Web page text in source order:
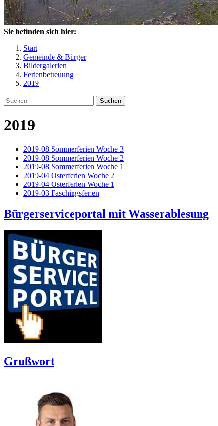
Sie befinden sich hier:
Start
Gemeinde & Bürger
Bildergalerien
Ferienbetreuung
2019
Suchen
2019
2019-08 Sommerferien Woche 3
2019-08 Sommerferien Woche 2
2019-08 Sommerferien Woche 1
2019-04 Osterferien Woche 2
2019-04 Osterferien Woche 1
2019-03 Faschingsferien
Bürgerserviceportal mit Wasserablesung
Grußwort